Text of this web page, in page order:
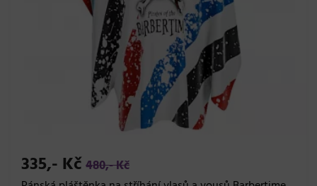
335,- Kč 480,- Kč